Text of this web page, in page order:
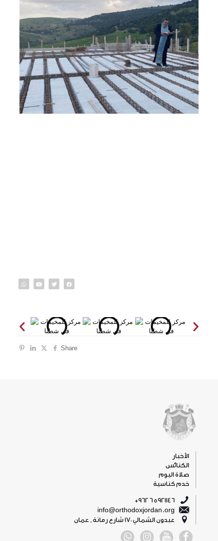
Share
الأخبار
الكنائس
صلاة اليوم
خدم كناسية
5921146 6 962+
info@orthodoxjordan.org
عبدون الشمالي 170 شارع رمانة , عمان